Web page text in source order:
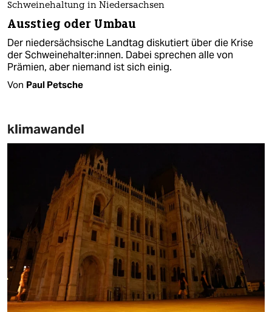
Schweinehaltung in Niedersachsen
Ausstieg oder Umbau
Der niedersächsische Landtag diskutiert über die Krise
der Schweinehalter:innen. Dabei sprechen alle von
Prämien, aber niemand ist sich einig.
Von Paul Petsche
klimawandel